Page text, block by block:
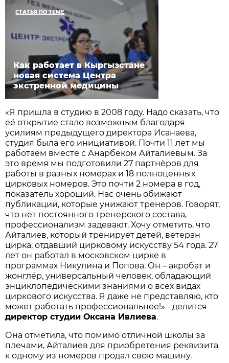
СТАТЬЯ ПО ТЕМЕ
Как работает в Кыргызстане
новая система Центра
экстренной медицины
«Я пришла в студию в 2008 году. Надо сказать, что
её открытие стало возможным благодаря
усилиям предыдущего директора Исанаева,
студия была его инициативой. Почти 11 лет мы
работаем вместе с Анарбеком Айталиевым. За
это время мы подготовили 27 партнёров для
работы в разных номерах и 18 полноценных
цирковых номеров. Это почти 2 номера в год,
показатель хороший. Нас очень обижают
публикации, которые унижают тренеров. Говорят,
что нет постоянного тренерского состава,
профессионализм задевают. Хочу отметить, что
Айталиев, который тренирует детей, ветеран
цирка, отдавший цирковому искусству 54 года. 27
лет он работал в московском цирке в
программах Никулина и Попова. Он – акробат и
жонглёр, универсальный человек, обладающий
энциклопедическими знаниями о всех видах
циркового искусства. Я даже не представляю, кто
может работать профессиональнее!» - делится
директор студии Оксана Ивлиева.
Она отметила, что помимо отличной школы за
плечами, Айталиев для приобретения реквизита
к одному из номеров продал свою машину.